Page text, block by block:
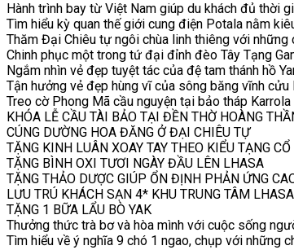
Hành trình bay từ Việt Nam giúp du khách đủ thời
Tìm hiểu kỳ quan thế giới cung điện Potala nằm
Thăm Đại Chiêu tự ngôi chùa linh thiêng với những
Chinh phục một trong tứ đại đỉnh đèo Tây Tạng
Ngắm nhìn vẻ đẹp tuyệt tác của đệ tam thánh hồ
Tận hưởng vẻ đẹp hùng vĩ của sông băng vĩnh
Treo cờ Phong Mã cầu nguyện tại bảo tháp Karrola
KHÓA LỄ CẦU TÀI BẢO TẠI ĐỀN THỜ HOÀNG
CÚNG DƯỜNG HOA ĐĂNG Ở ĐẠI CHIÊU TỰ
TẶNG KINH LUÂN XOAY TAY THEO KIỂU TẠNG CỔ
TẶNG BÌNH OXI TƯƠI NGÀY ĐẦU LÊN LHASA
TẶNG THẢO DƯỢC GIÚP ỔN ĐỊNH PHẢN ỨNG
LƯU TRÚ KHÁCH SẠN 4* KHU TRUNG TÂM
TẶNG 1 BỮA LẨU BÒ YAK
Thưởng thức trà bơ và hòa mình với cuộc sống
Tìm hiểu về ý nghĩa 9 chó 1 ngao, chụp với những